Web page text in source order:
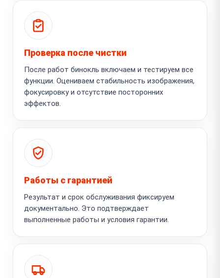
Проверка после чистки
После работ бинокль включаем и тестируем все
функции. Оцениваем стабильность изображения,
фокусировку и отсутствие посторонних
эффектов.
Работы с гарантией
Результат и срок обслуживания фиксируем
документально. Это подтверждает
выполненные работы и условия гарантии.